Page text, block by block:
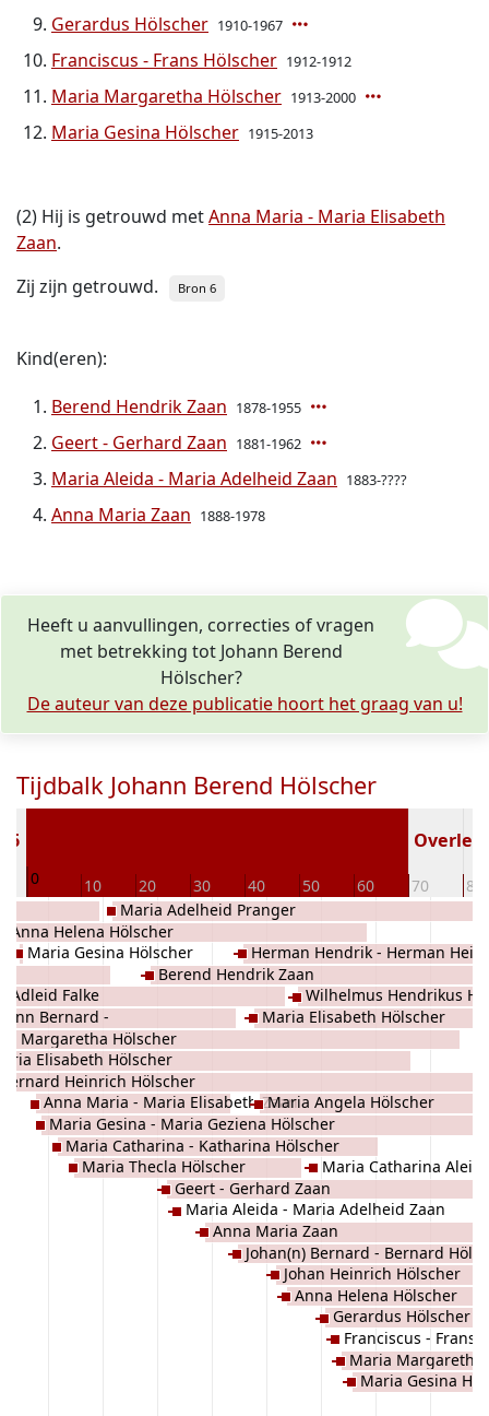
Gerardus Hölscher 1910-1967
Franciscus - Frans Hölscher 1912-1912
Maria Margaretha Hölscher 1913-2000
Maria Gesina Hölscher 1915-2013
(2) Hij is getrouwd metAnna Maria - Maria Elisabeth
Zaan.
Zij zijn getrouwd.
Bron 6
Kind(eren):
Berend Hendrik Zaan 1878-1955
Geert - Gerhard Zaan 1881-1962
Maria Aleida - Maria Adelheid Zaan 1883-????
Anna Maria Zaan 1888-1978
Heeft u aanvullingen, correcties of vragen
met betrekking tot Johann Berend
Hölscher?
De auteur van deze publicatie hoort het graag van u!
Tijdbalk Johann Berend Hölscher
0 10 20 30 40 50 60 70 80
Adleid Falke
Bernard -
Margaretha Hölscher
Elisabeth Hölscher
Bernard Heinrich Hölscher
Anna Helena Hölscher
Maria Gesina Hölscher
Anna Maria - Maria Elisabeth Zaan
Maria Gesina - Maria Geziena Hölscher
Maria Catharina - Katharina Hölscher
Maria Thecla Hölscher
Maria Adelheid Pranger
Berend Hendrik Zaan
Geert - Gerhard Zaan
Maria Aleida - Maria Adelheid Zaan
Anna Maria Zaan
Johan(n) Bernard - Bernard
Herman Hendrik - Herman
Hölscher
Maria Elisabeth Hölscher
Maria Angela Hölscher
Johan Heinrich Hölscher
Anna Helena Hölscher
Wilhelmus Hendrikus
Maria Catharina
Gerardus Hölscher
Franciscus - Frans
Maria Margaretha
Maria Gesina